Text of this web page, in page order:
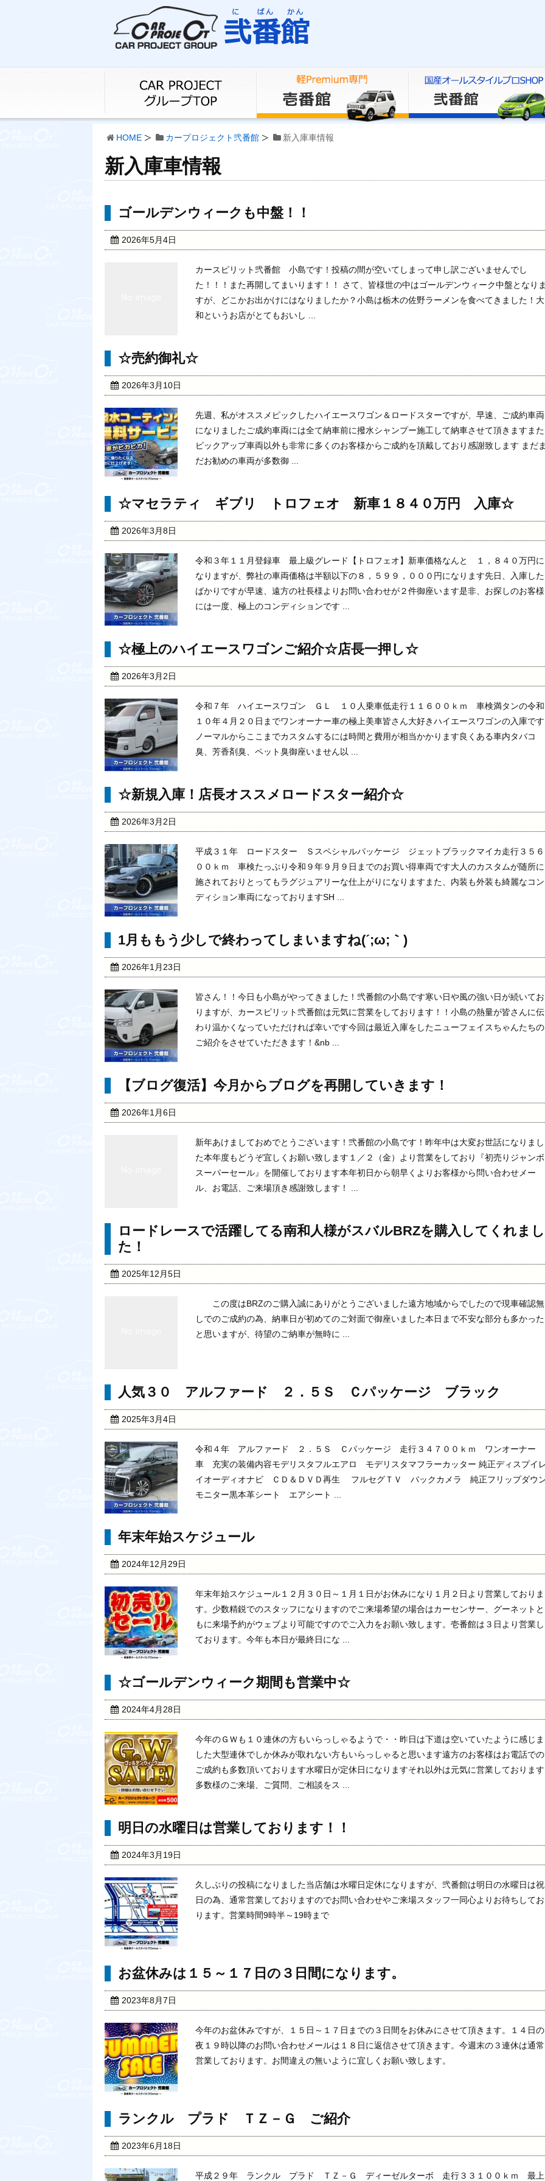
HOME カープロジェクト弐番館 新入庫車情報
新入庫車情報
ゴールデンウィークも中盤！！
2026年5月4日
カースピリット弐番館 小島です！投稿の間が空いてしまって申し訳ございませんでし
た！！！また再開してまいります！！ さて、皆様世の中はゴールデンウィーク中盤となり
すが、どこかお出かけにはなりましたか？小島は栃木の佐野ラーメンを食べてきました！大
和というお店がとてもおいし ...
☆売約御礼☆
2026年3月10日
先週、私がオススメピックしたハイエースワゴン＆ロードスターですが、早速、ご成約車両
になりましたご成約車両には全て納車前に撥水シャンプー施工して納車させて頂きますまた
ピックアップ車両以外も非常に多くのお客様からご成約を頂戴しており感謝致します まだ
だお勧めの車両が多数御 ...
☆マセラティ ギブリ トロフェオ 新車１８４０万円 入庫☆
2026年3月8日
令和３年１１月登録車 最上級グレード【トロフェオ】新車価格なんと １，８４０万円に
なりますが、弊社の車両価格は半額以下の８，５９９，０００円になります先日、入庫した
ばかりですが早速、遠方の社長様よりお問い合わせが２件御座います是非、お探しのお客様
には一度、極上のコンディションです ...
☆極上のハイエースワゴンご紹介☆店長一押し☆
2026年3月2日
令和７年 ハイエースワゴン ＧＬ １０人乗車低走行１１６００ｋｍ 車検満タンの令和
１０年４月２０日までワンオーナー車の極上美車皆さん大好きハイエースワゴンの入庫です
ノーマルからここまでカスタムするには時間と費用が相当かかります良くある車内タバコ
臭、芳香剤臭、ペット臭御座いません以 ...
☆新規入庫！店長オススメロードスター紹介☆
2026年3月2日
平成３１年 ロードスター Ｓスペシャルパッケージ ジェットブラックマイカ走行３５６
００ｋｍ 車検たっぷり令和９年９月９日までのお買い得車両です大人のカスタムが随所に
施されておりとってもラグジュアリーな仕上がりになりますまた、内装も外装も綺麗なコン
ディション車両になっておりますSH ...
1月ももう少しで終わってしまいますね(´;ω;｀)
2026年1月23日
皆さん！！今日も小島がやってきました！弐番館の小島です寒い日や風の強い日が続いてお
りますが、カースピリット弐番館は元気に営業をしております！！小島の熱量が皆さんに伝
わり温かくなっていただければ幸いです今回は最近入庫をしたニューフェイスちゃんたちの
ご紹介をさせていただきます！&nb ...
【ブログ復活】今月からブログを再開していきます！
2026年1月6日
新年あけましておめでとうございます！弐番館の小島です！昨年中は大変お世話になりまし
た本年度もどうぞ宜しくお願い致します１／２（金）より営業をしており『初売りジャンボ
スーパーセール』を開催しております本年初日から朝早くよりお客様から問い合わせメー
ル、お電話、ご来場頂き感謝致します！ ...
ロードレースで活躍してる南和人様がスバルBRZを購入してくれまし
た！
2025年12月5日
この度はBRZのご購入誠にありがとうございました遠方地域からでしたので現車確認無
しでのご成約の為、納車日が初めてのご対面で御座いました本日まで不安な部分も多かった
と思いますが、待望のご納車が無時に ...
人気３０ アルファード ２．５Ｓ Ｃパッケージ ブラック
2025年3月4日
令和４年 アルファード ２．５Ｓ Ｃパッケージ 走行３４７００ｋｍ ワンオーナー
車 充実の装備内容モデリスタフルエアロ モデリスタマフラーカッター 純正ディスプイ
イオーディオナビ ＣＤ＆ＤＶＤ再生 フルセグＴＶ バックカメラ 純正フリップダウ
モニター黒本革シート エアシート ...
年末年始スケジュール
2024年12月29日
年末年始スケジュール１２月３０日～１月１日がお休みになり１月２日より営業しておりま
す。少数精鋭でのスタッフになりますのでご来場希望の場合はカーセンサー、グーネットと
もに来場予約がウェブより可能ですのでご入力をお願い致します。壱番館は３日より営業し
ております。今年も本日が最終日にな ...
☆ゴールデンウィーク期間も営業中☆
2024年4月28日
今年のＧＷも１０連休の方もいらっしゃるようで・・昨日は下道は空いていたように感じま
した大型連休でしか休みが取れない方もいらっしゃると思います遠方のお客様はお電話での
ご成約も多数頂いております水曜日が定休日になりますそれ以外は元気に営業しております
多数様のご来場、ご質問、ご相談をス ...
明日の水曜日は営業しております！！
2024年3月19日
久しぶりの投稿になりました当店舗は水曜日定休になりますが、弐番館は明日の水曜日は祝
日の為、通常営業しておりますのでお問い合わせやご来場スタッフ一同心よりお待ちしてお
ります。営業時間9時半～19時まで
お盆休みは１５～１７日の３日間になります。
2023年8月7日
今年のお盆休みですが、１５日～１７日までの３日間をお休みにさせて頂きます。１４日の
夜１９時以降のお問い合わせメールは１８日に返信させて頂きます。今週末の３連休は通常
営業しております。お間違えの無いように宜しくお願い致します。
ランクル プラド ＴＺ－Ｇ ご紹介
2023年6月18日
平成２９年 ランクル プラド ＴＺ－Ｇ ディーゼルターボ 走行３３１００ｋｍ 最上